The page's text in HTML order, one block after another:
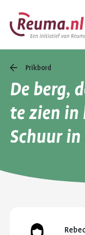
Spring
naar
hoofdinhoud
Spring
naar
footer
navigatie
Prikbord
De berg,
te zien in
Schuur